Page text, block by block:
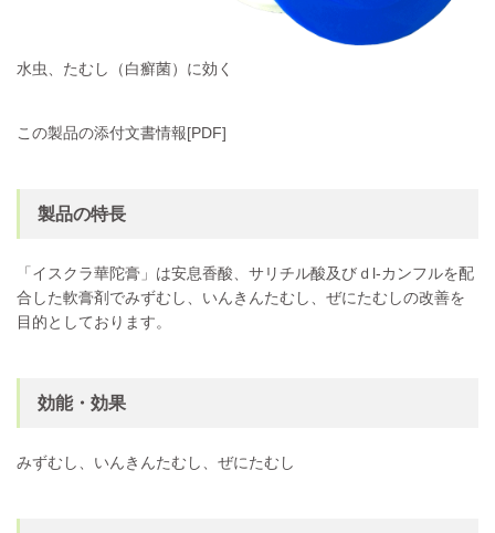
水虫、たむし（白癬菌）に効く
この製品の添付文書情報[PDF]
製品の特長
「イスクラ華陀膏」は安息香酸、サリチル酸及びｄl-カンフルを配
合した軟膏剤でみずむし、いんきんたむし、ぜにたむしの改善を
目的としております。
効能・効果
みずむし、いんきんたむし、ぜにたむし